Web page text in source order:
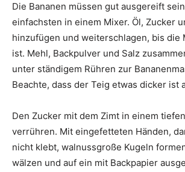
Die Bananen müssen gut ausgereift
einfachsten in einem Mixer. Öl, Zucker
hinzufügen und weiterschlagen, bis die
ist. Mehl, Backpulver und Salz
unter ständigem Rühren zur
Beachte, dass der Teig etwas dicker ist
Den Zucker mit dem Zimt in einem
verrühren. Mit eingefetteten Händen,
nicht klebt, walnussgroße Kugeln
wälzen und auf ein mit Backpapier